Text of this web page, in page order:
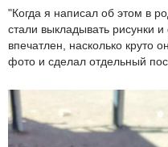
"Когда я написал об этом в
стали выкладывать рисунки
впечатлен, насколько круто
фото и сделал отдельный